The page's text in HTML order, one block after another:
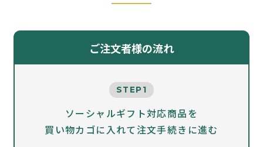
ご注文者様の流れ
STEP1
ソーシャルギフト対応商品を
買い物カゴに入れて注文手続きに進む